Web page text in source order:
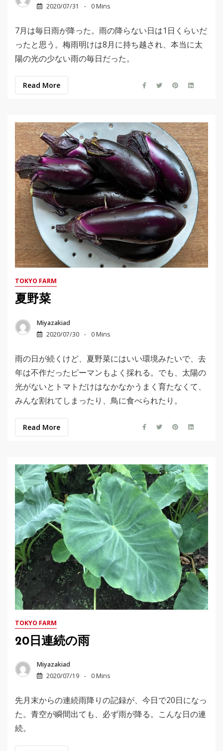
2020/07/31
0 Mins
7月は毎日雨が降った。雨の降らない日は1日くらいだ
ったと思う。梅雨明けは8月に持ち越され、本当に太
陽の光の少ない雨の毎日だった。
Read More
TOKYO FARM
夏野菜
Miyazakiad
2020/07/30
0 Mins
雨の日が続くけど、夏野菜にはいい環境みたいで、去
年は不作だったピーマンもよく採れる。でも、太陽の
光がないとトマトだけはなかなかうまく育たなくて、
みんな割れてしまったり、鳥に食べられたり。
Read More
TOKYO FARM
20日連続の雨
Miyazakiad
2020/07/19
0 Mins
先月末からの連続雨降りの記録が、今日で20日になっ
た。青空が瞬間出ても、必ず雨が降る。こんな日の連
続。